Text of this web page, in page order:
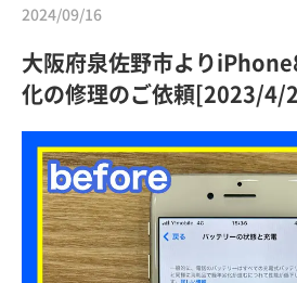
2024/09/16
大阪府泉佐野市より
化の修理のご依頼[2023/4/